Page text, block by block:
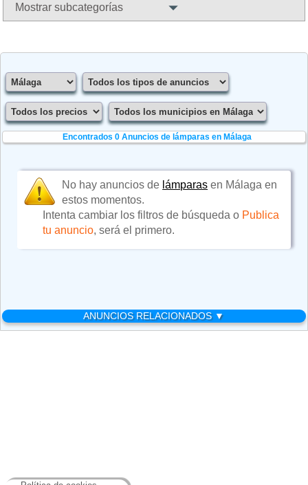
Mostrar subcategorías
Encontrados 0 Anuncios de lámparas en Málaga
No hay anuncios de lámparas en Málaga en
estos momentos.
Intenta cambiar los filtros de búsqueda o Publica
tu anuncio, será el primero.
ANUNCIOS RELACIONADOS ▼